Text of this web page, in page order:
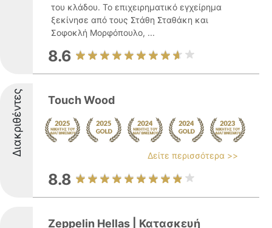
του κλάδου. Το επιχειρηματικό εγχείρημα
ξεκίνησε από τους Στάθη Σταθάκη και
Σοφοκλή Μορφόπουλο, ...
8.6
Διακριθέντες Touch Wood
Δείτε περισσότερα >>
8.8
Zeppelin Hellas | Κατασκευή